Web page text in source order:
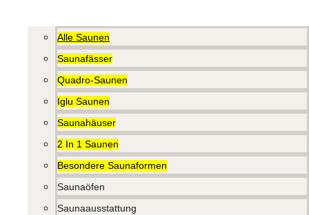
Alle Saunen
Saunafässer
Quadro-Saunen
Iglu Saunen
Saunahäuser
2 In 1 Saunen
Besondere Saunaformen
Saunaöfen
Saunaausstattung